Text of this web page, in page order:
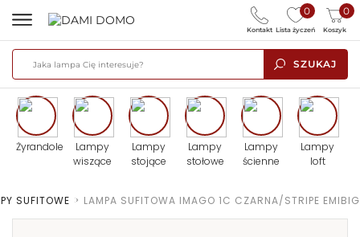
SZUKAJ
0
Lista życzeń
0
Koszyk
Kontakt
Żyrandole
Lampy
wiszące
Lampy
stojące
Lampy
stołowe
Lampy
ścienne
Lampy
loft
SUFITOWE > LAMPA SUFITOWA IMAGO 1C CZARNA/STRIPE EMIBIG